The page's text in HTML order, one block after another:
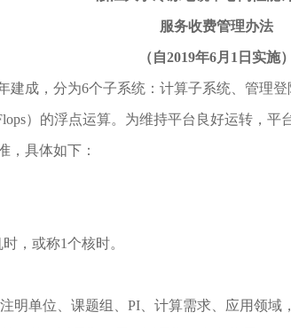
服务收费管理办法
（自2019年6月1日实施）
建成，分为6个子系统：计算子系统、管理
）的浮点运算。为维持平台良好运转，
，具体如下：
，或称1个核时。
单位、课题组、PI、计算需求、应用领域